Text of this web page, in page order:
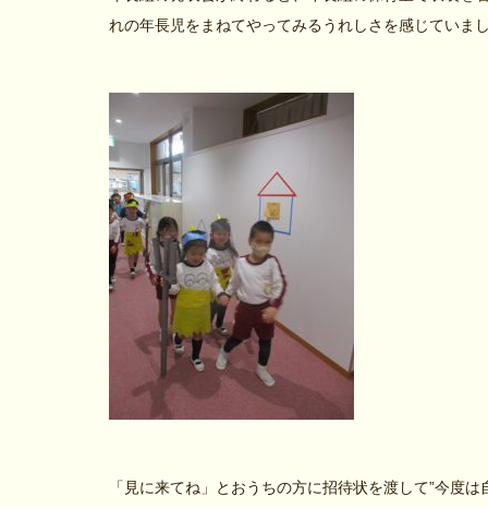
れの年長児をまねてやってみるうれしさを感じていま
「見に来てね」とおうちの方に招待状を渡して”今度